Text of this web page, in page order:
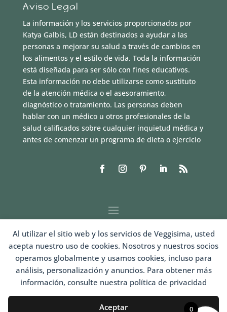
Al utilizar el sitio web y los servicios de Veggisima, usted
acepta nuestro uso de cookies. Nosotros y nuestros socios
operamos globalmente y usamos cookies, incluso para
análisis, personalización y anuncios. Para obtener más
información, consulte nuestra política de privacidad
Aceptar
Aviso Legal
La información y los servicios proporcionados por
Katya Galbis, LD están destinados a ayudar a las
personas a mejorar su salud a través de cambios en
los alimentos y el estilo de vida. Toda la información
está diseñada para ser sólo con fines educativos.
Esta información no debe utilizarse como sustituto
de la atención médica o el asesoramiento,
diagnóstico o tratamiento. Las personas deben
hablar con un médico u otros profesionales de la
salud calificados sobre cualquier inquietud médica y
antes de comenzar un programa de dieta o ejercicio
0